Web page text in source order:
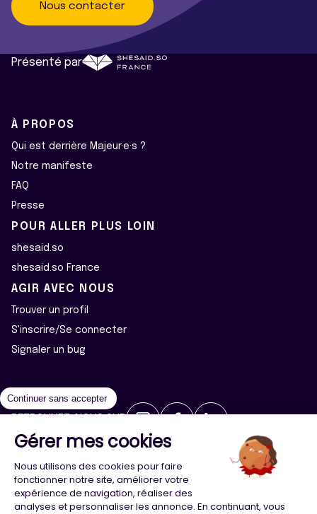
Nous contacter
Présenté par
À PROPOS
Qui est derrière Majeur·e·s ?
Notre manifeste
FAQ
Presse
POUR ALLER PLUS LOIN
shesaid.so
shesaid.so France
AGIR AVEC NOUS
Trouver un profil
S'inscrire/Se connecter
Signaler un bug
2026 ©Majeur·e·s - Tous droits réservés
Politique de confidentialité
Cookies
Conception Agence Adeliom
Continuer sans accepter
Gérer mes cookies
Nous utilisons des cookies pour faire
fonctionner notre site, améliorer votre
expérience de navigation, réaliser des
analyses et personnaliser les annonce. En continuant, vous